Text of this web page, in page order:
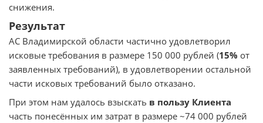
снижения.
Результат
АС Владимирской области частично удовлетворил
исковые требования в размере 150 000 рублей (15% от
заявленных требований), в удовлетворении остальной
части исковых требований было отказано.
При этом нам удалось взыскать в пользу Клиента
часть понесённых им затрат в размере ~74 000 рублей